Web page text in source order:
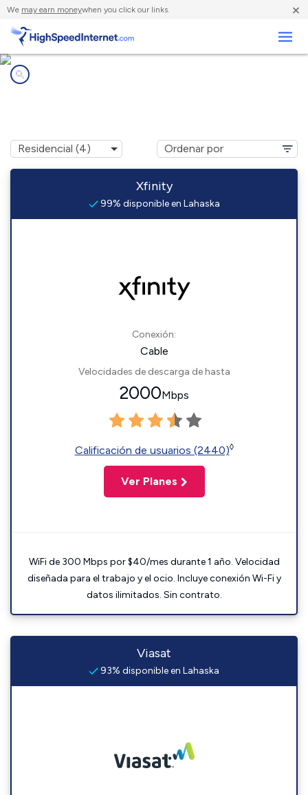
We may earn moneywhen you click our links. ×
Xfinity
99% disponible en Lahaska
Conexión:
Cable
Velocidades de descarga de hasta
2000Mbps
Calificación de usuarios (2440)◊
Ver Planes
WiFi de 300 Mbps por $40/mes durante 1 año. Velocidad
diseñada para el trabajo y el ocio. Incluye conexión Wi-Fi y
datos ilimitados. Sin contrato.
Viasat
93% disponible en Lahaska